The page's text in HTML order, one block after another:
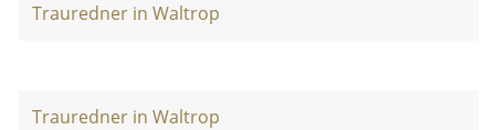
Trauredner in Waltrop
Trauredner in Waltrop